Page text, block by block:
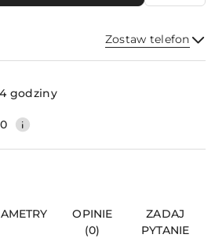
Zostaw telefon
godziny
OPINIE
(0)
ZADAJ
PYTANIE